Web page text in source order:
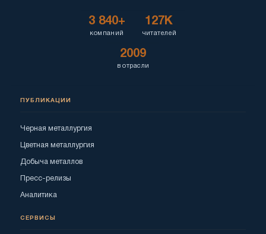
3 840+
компаний
127K
читателей
2009
в отрасли
ПУБЛИКАЦИИ
Черная металлургия
Цветная металлургия
Добыча металлов
Пресс-релизы
Аналитика
СЕРВИСЫ